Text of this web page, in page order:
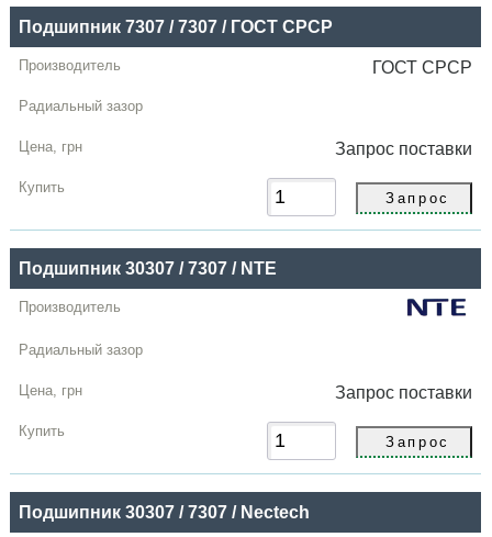
Подшипник 7307 / 7307 / ГОСТ СРСР
ГОСТ СРСР
Запрос поставки
Подшипник 30307 / 7307 / NTE
Запрос поставки
Подшипник 30307 / 7307 / Nectech